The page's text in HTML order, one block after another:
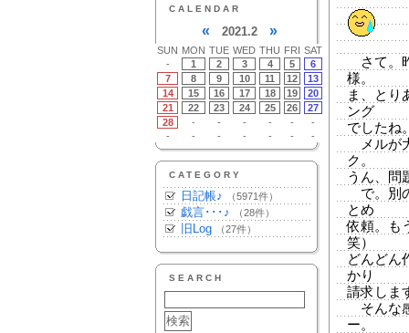
CALENDAR
« 2021.2 »
SUN MON TUE WED THU FRI SAT
-
1 2 3 4 5
6
7
8 9 10 11 12
13
14
15 16 17 18 19
20
21
22 23 24 25 26
27
28
- - - - -
-
-
- - - - - -
CATEGORY
日記帳♪ （5971件）
戯言･･･♪ （28件）
旧Log （27件）
SEARCH
さて。
様。
ま、とり
ング
でしたね
メルが
ク。
うん、問
で。別
とめ
依頼。も
笑）
どんどん
かり
請求しま
そんな
ー。